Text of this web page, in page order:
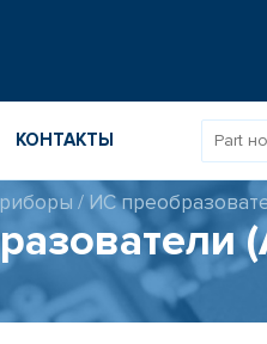
КОНТАКТЫ
/ ИС